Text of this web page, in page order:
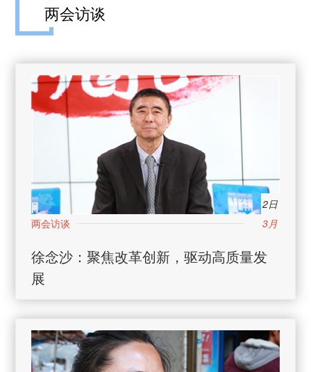
两会访谈
2日
3月
徐念沙：聚焦改革创新，驱动高质量发
展